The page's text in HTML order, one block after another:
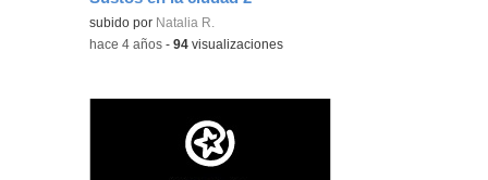
Contenido educativo.
subido por Natalia R.
-hace 4 años -94 visualizaciones